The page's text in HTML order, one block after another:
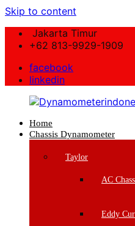
Skip to content
Jakarta Timur
+62 813-9929-1909
facebook
linkedin
Dynamometerindonesia.com
Home
Chassis Dynamometer
Taylor
AC
Eddy